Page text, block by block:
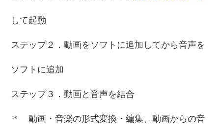
して起動
ステップ２．動画をソフトに追加してから音声を
ソフトに追加
ステップ３．動画と音声を結合
＊ 動画・音楽の形式変換・編集、動画からの音